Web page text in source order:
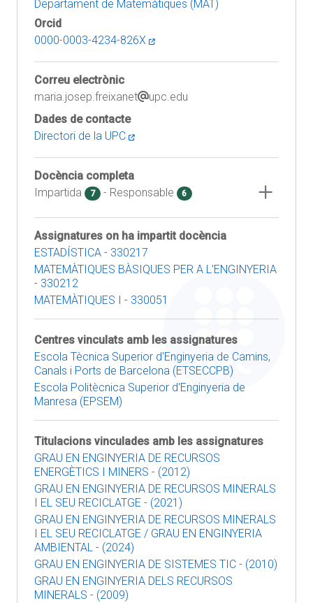
Departament de Matemàtiques (MAT)
Orcid
0000-0003-4234-826X
Correu electrònic
maria.josep.freixanet
upc.edu
Dades de contacte
Directori de la UPC
Docència completa
Impartida
7 - Responsable 6
Assignatures on ha impartit docència
ESTADÍSTICA - 330217
MATEMÀTIQUES BÀSIQUES PER A L'ENGINYERIA
- 330212
MATEMÀTIQUES I - 330051
Centres vinculats amb les assignatures
Escola Tècnica Superior d'Enginyeria de Camins,
Canals i Ports de Barcelona (ETSECCPB)
Escola Politècnica Superior d'Enginyeria de
Manresa (EPSEM)
Titulacions vinculades amb les assignatures
GRAU EN ENGINYERIA DE RECURSOS
ENERGÈTICS I MINERS - (2012)
GRAU EN ENGINYERIA DE RECURSOS MINERALS
I EL SEU RECICLATGE - (2021)
GRAU EN ENGINYERIA DE RECURSOS MINERALS
I EL SEU RECICLATGE / GRAU EN ENGINYERIA
AMBIENTAL - (2024)
GRAU EN ENGINYERIA DE SISTEMES TIC - (2010)
GRAU EN ENGINYERIA DELS RECURSOS
MINERALS - (2009)